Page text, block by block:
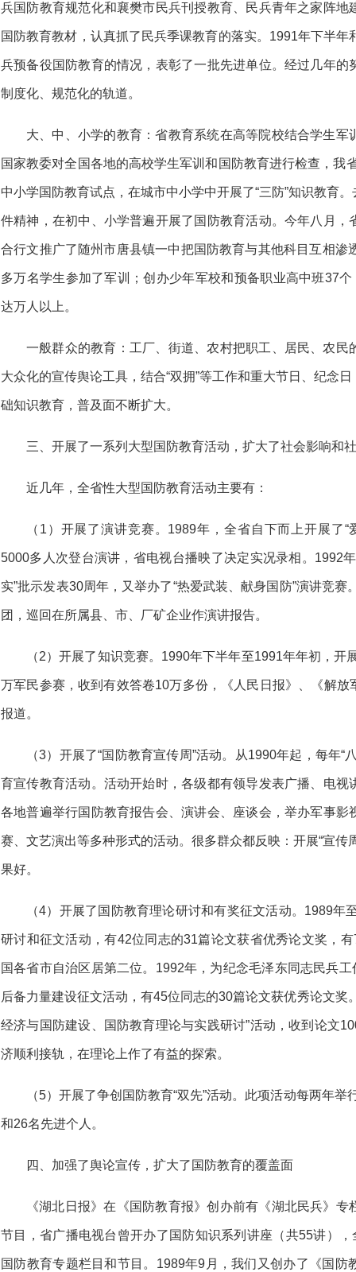
兵国防教育规范化和襄樊市民兵刊授教育、民兵青年之家阵
国防教育教材，认真抓了民兵季课教育的落实。1991年下半
兵预备役国防教育的情况，表彰了一批先进单位。经过几年
制度化、规范化的轨道。
大、中、小学的教育：省教育系统在高等院校结合学生
国家教委对全国各地的高校学生军训和国防教育进行检查，我
中小学国防教育试点，在城市中小学中开展了“三防”知识教育
件精神，在初中、小学普遍开展了国防教育活动。今年八月
合行文推广了随州市唐县镇一中把国防教育与其他科目互相渗
多万名学生参加了军训；创办少年军校和预备职业高中班37
达万人以上。
一般群众的教育：工厂、街道、农村把职工、居民、农
大众化的宣传舆论工具，结合“双拥”等工作和重大节日、纪念
础知识教育，普及面不断扩大。
三、开展了一系列大型国防教育活动，扩大了社会影响和
近几年，全省性大型国防教育活动主要有：
（1）开展了演讲竞赛。1989年，全省自下而上开展了
5000多人次登台演讲，省电视台播映了决定实况录相。1992
实”批示发表30周年，又举办了“热爱武装、献身国防”演讲竞
团，巡回在所属县、市、厂矿企业作演讲报告。
（2）开展了知识竞赛。1990年下半年至1991年年初，开
万军民参赛，收到有效答卷10万多份，《人民日报》、《解
报道。
（3）开展了“国防教育宣传周”活动。从1990年起，每年
育宣传教育活动。活动开始时，各级都有领导发表广播、电
各地普遍举行国防教育报告会、演讲会、座谈会，举办军事
赛、文艺演出等多种形式的活动。很多群众都反映：开展“宣传
果好。
（4）开展了国防教育理论研讨和有奖征文活动。1989
研讨和征文活动，有42位同志的31篇论文获省优秀论文奖，
国各省市自治区居第二位。1992年，为纪念毛泽东同志民兵
后备力量建设征文活动，有45位同志的30篇论文获优秀论文奖
经济与国防建设、国防教育理论与实践研讨”活动，收到论文
济顺利接轨，在理论上作了有益的探索。
（5）开展了争创国防教育“双先”活动。此项活动每两年
和26名先进个人。
四、加强了舆论宣传，扩大了国防教育的覆盖面
《湖北日报》在《国防教育报》创办前有《湖北民兵》
节目，省广播电视台曾开办了国防知识系列讲座（共55讲）
国防教育专题栏目和节目。1989年9月，我们又创办了《国